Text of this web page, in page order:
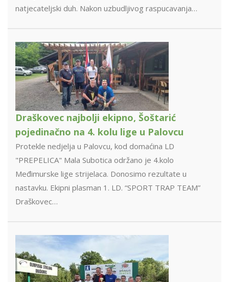
natjecateljski duh. Nakon uzbudljivog raspucavanja…
Draškovec najbolji ekipno, Šoštarić
pojedinačno na 4. kolu lige u Palovcu
Protekle nedjelja u Palovcu, kod domaćina LD
"PREPELICA" Mala Subotica održano je 4.kolo
Međimurske lige strijelaca. Donosimo rezultate u
nastavku. Ekipni plasman 1. LD. “SPORT TRAP TEAM”
Draškovec…